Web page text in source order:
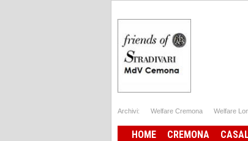
Archivi: Welfare Cremona Welfare
HOME CREMONA